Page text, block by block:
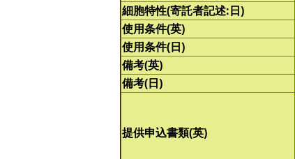
細胞特性(寄託者記述:日)
使用条件(英)
使用条件(日)
備考(英)
備考(日)
提供申込書類(英)